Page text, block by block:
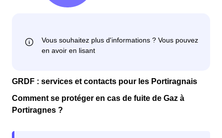
GRDF : services et contacts pour les Portiragnais
Comment se protéger en cas de fuite de Gaz à
Portiragnes ?